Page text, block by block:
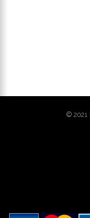
© 2021